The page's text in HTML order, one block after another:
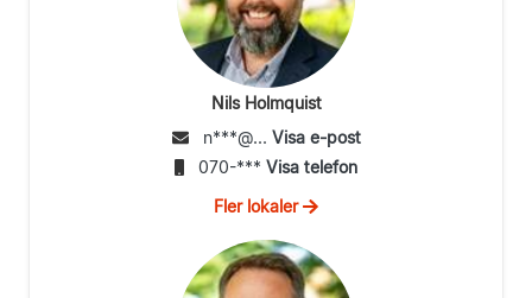
Nils Holmquist
n***@... Visa e-post
070-*** Visa telefon
Fler lokaler